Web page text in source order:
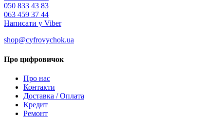
050 833 43 83
063 459 37 44
Написати у Viber
shop@cyfrovychok.ua
Про цифровичок
Про нас
Контакти
Доставка / Оплата
Кредит
Ремонт